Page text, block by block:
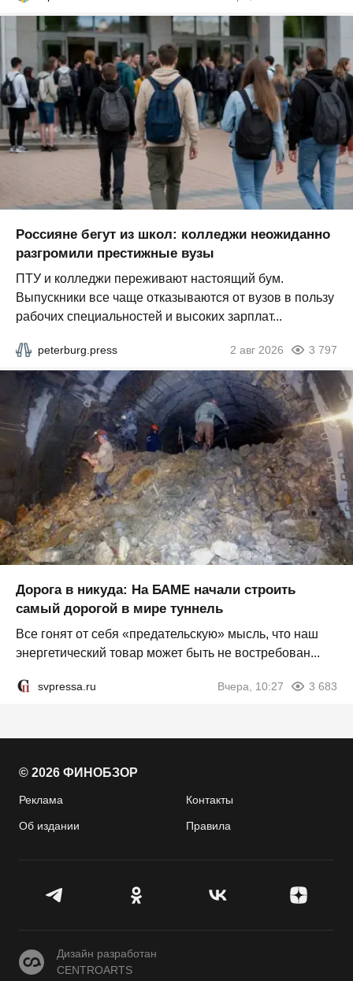
Россияне бегут из школ: колледжи неожиданно
разгромили престижные вузы
ПТУ и колледжи переживают настоящий бум.
Выпускники все чаще отказываются от вузов в пользу
рабочих специальностей и высоких зарплат...
peterburg.press 2 авг 2026 3 797
Дорога в никуда: На БАМЕ начали строить
самый дорогой в мире туннель
Все гонят от себя «предательскую» мысль, что наш
энергетический товар может быть не востребован...
svpressa.ru Вчера, 10:27 3 683
© 2026 ФИНОБЗОР
Реклама Контакты
Об издании Правила
CENTROARTS